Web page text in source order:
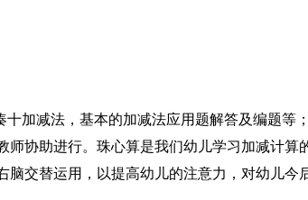
加减法，基本的加减法应用题解答及编题等；
师协助进行。珠心算是我们幼儿学习加减计算
脑交替运用，以提高幼儿的注意力，对幼儿今